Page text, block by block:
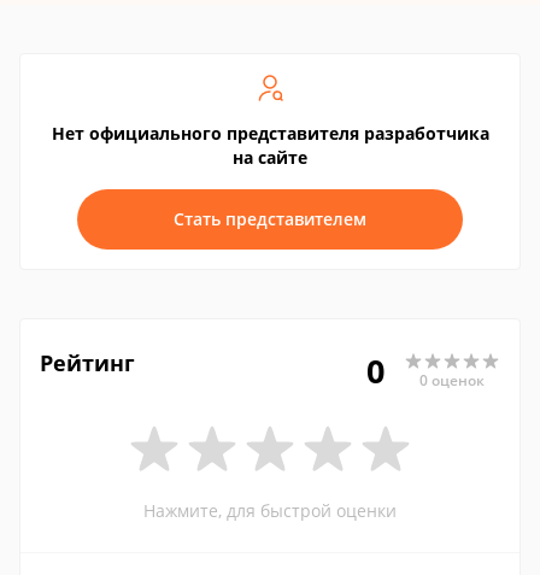
Нет официального представителя разработчика
на сайте
Стать представителем
Рейтинг 0 0 оценок
Нажмите, для быстрой оценки